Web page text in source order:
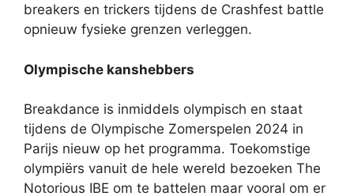
breakers en trickers tijdens de Crashfest battle
opnieuw fysieke grenzen verleggen.
Olympische kanshebbers
Breakdance is inmiddels olympisch en staat
tijdens de Olympische Zomerspelen 2024 in
Parijs nieuw op het programma. Toekomstige
olympiërs vanuit de hele wereld bezoeken The
Notorious IBE om te battelen maar vooral om er